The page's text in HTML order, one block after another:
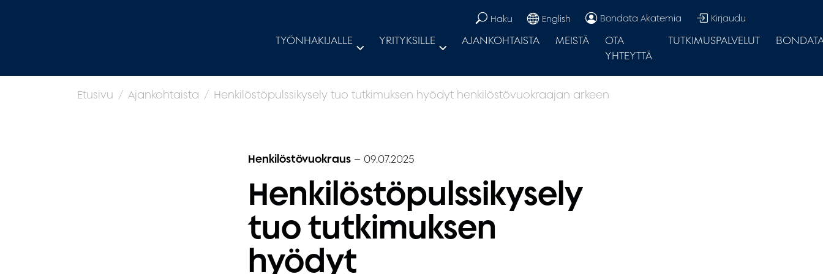
TYÖNHAKIJALLE YRITYKSILLE AJANKOHTAISTA MEISTÄ
OTA
YHTEYTTÄ
TUTKIMUSPALVELUT
Haku English Bondata Akatemia Kirjaudu
Etusivu Ajankohtaista Henkilöstöpulssikysely tuo tutkimuksen hyödyt henkilöstövuokraajan arkeen
Henkilöstövuokraus – 09.07.2025
Henkilöstöpulssikysely
tuo tutkimuksen
hyödyt